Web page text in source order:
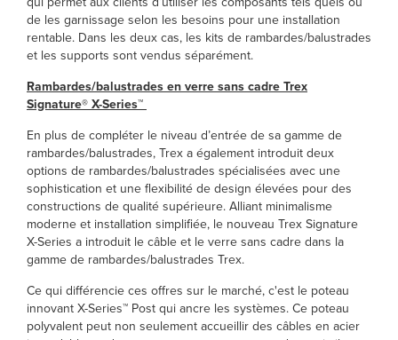
de les garnissage selon les besoins pour une installation
rentable. Dans les deux cas, les kits de rambardes/balustrades
et les supports sont vendus séparément.
Rambardes/balustrades en verre sans cadre Trex
Signature® X-Series™
En plus de compléter le niveau d’entrée de sa gamme de
rambardes/balustrades, Trex a également introduit deux
options de rambardes/balustrades spécialisées avec une
sophistication et une flexibilité de design élevées pour des
constructions de qualité supérieure. Alliant minimalisme
moderne et installation simplifiée, le nouveau Trex Signature
X-Series a introduit le câble et le verre sans cadre dans la
gamme de rambardes/balustrades Trex.
Ce qui différencie ces offres sur le marché, c'est le poteau
innovant X-Series™ Post qui ancre les systèmes. Ce poteau
polyvalent peut non seulement accueillir des câbles en acier